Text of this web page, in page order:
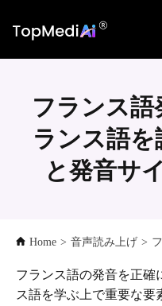
いつでも・どこでも制作できます
フランス語
ランス語
と発音サ
Home > 音声読み上げ > フ
フランス語の発音を正確
ス語を学ぶ上で重要な要